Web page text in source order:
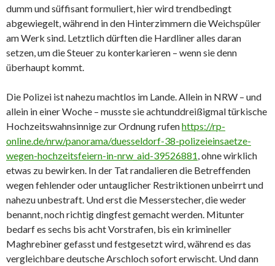
dumm und süffisant formuliert, hier wird trendbedingt
abgewiegelt, während in den Hinterzimmern die Weichspüler
am Werk sind. Letztlich dürften die Hardliner alles daran
setzen, um die Steuer zu konterkarieren – wenn sie denn
überhaupt kommt.
Die Polizei ist nahezu machtlos im Lande. Allein in NRW – und
allein in einer Woche – musste sie achtunddreißigmal türkische
Hochzeitswahnsinnige zur Ordnung rufenhttps://rp-
online.de/nrw/panorama/duesseldorf-38-polizeieinsaetze-
wegen-hochzeitsfeiern-in-nrw_aid-39526881, ohne wirklich
etwas zu bewirken. In der Tat randalieren die Betreffenden
wegen fehlender oder untauglicher Restriktionen unbeirrt und
nahezu unbestraft. Und erst die Messerstecher, die weder
benannt, noch richtig dingfest gemacht werden. Mitunter
bedarf es sechs bis acht Vorstrafen, bis ein krimineller
Maghrebiner gefasst und festgesetzt wird, während es das
vergleichbare deutsche Arschloch sofort erwischt. Und dann